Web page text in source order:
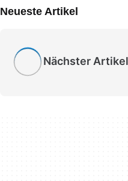
Neueste Artikel
Nächster